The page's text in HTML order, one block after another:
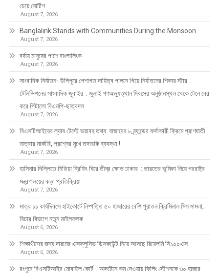
চেয়ে নোটিশ
August 7, 2026
Banglalink Stands with Communities During the Monsoon
August 7, 2026
বর্ষায় মানুষের পাশে বাংলালিংক
August 7, 2026
সাংবাদিক নির্যাতন- উলিপুরে পেশাগত দায়িত্ব পালনে গিয়ে নির্যাতনের শিকার স্টার
টেলিভিশনের সাংবাদিক জুবাইর : জুলাই গণঅভ্যুত্থান দিবসের অনুষ্ঠানস্থল থেকে টেনে বের
করে পিটালো বিএনপি-ছাত্রদল
August 7, 2026
বিএসটিআইয়ের ল্যাব টেস্টে ভয়াবহ তথ্য: বাজারের ৮ ব্র্যান্ডের ফর্সাকারী ক্রিমে প্রাণঘাতী
মাত্রার মার্কারি, প্রশ্নের মুখে তদারকি ব্যবস্থা !
August 7, 2026
হাসিনার দিল্লিতে মিডিয়া ব্রিফিং ঘিরে তীব্র ক্ষোভ ঢাকার : ভারতের ভূমিকা নিয়ে পররাষ্ট্র
মন্ত্রণালয়ের কড়া প্রতিক্রিয়া
August 7, 2026
মাত্র ১১ কার্যদিবসে হাইকোর্টে নিষ্পত্তি ৫০ হাজারের বেশি পুরাতন ক্রিমিনাল মিস মামলা,
বিচার বিভাগে নতুন মাইলফলক
August 6, 2026
শিক্ষার্থীদের জন্য দারাজে এক্সক্লুসিভ ডিসকাউন্ট নিয়ে আসছে রিয়েলমি সি১০০এক্স
August 6, 2026
রংপুরে বিএসটিআইর মোবাইল কোর্ট : অকটেনে কম দেওয়ায় ফিলিং স্টেশনকে ৩০ হাজার